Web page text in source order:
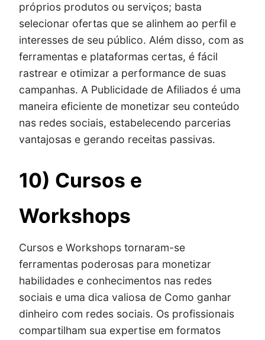
próprios produtos ou serviços; basta
selecionar ofertas que se alinhem ao perfil e
interesses de seu público. Além disso, com as
ferramentas e plataformas certas, é fácil
rastrear e otimizar a performance de suas
campanhas. A Publicidade de Afiliados é uma
maneira eficiente de monetizar seu conteúdo
nas redes sociais, estabelecendo parcerias
vantajosas e gerando receitas passivas.
10) Cursos e
Workshops
Cursos e Workshops tornaram-se
ferramentas poderosas para monetizar
habilidades e conhecimentos nas redes
sociais e uma dica valiosa de Como ganhar
dinheiro com redes sociais. Os profissionais
compartilham sua expertise em formatos